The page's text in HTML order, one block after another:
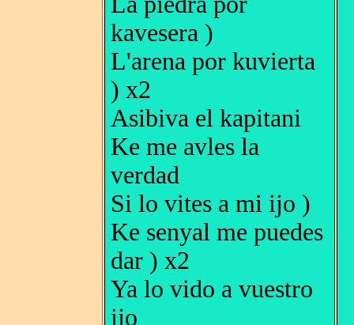
kavesera )
L'arena por kuvierta
) x2
Asibiva el kapitani
Ke me avles la
verdad
Si lo vites a mi ijo )
Ke senyal me puedes
dar ) x2
Ya lo vido a vuestro
ijo